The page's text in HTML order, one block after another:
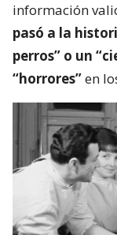
información
pasó a la
perros” o un
“horrores”en